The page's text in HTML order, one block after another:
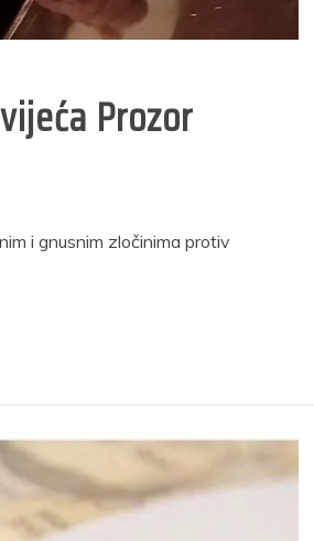
Prozor
i gnusnim zločinima protiv